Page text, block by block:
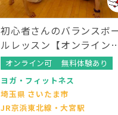
初心者さんのバランスボ
ルレッスン【オンライン
ッスンあり】
オンライン可
無料体験あり
ヨガ・フィットネス
埼玉県 さいたま市
JR京浜東北線・大宮駅